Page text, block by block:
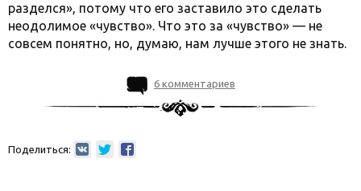
разделся», потому что его заставило это сделать
неодолимое «чувство». Что это за «чувство» — не
совсем понятно, но, думаю, нам лучше этого не знать.
6 комментариев
Поделиться: